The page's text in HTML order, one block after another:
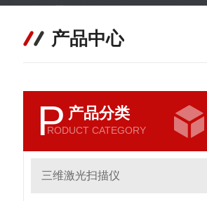
产品中心
P 产品分类
RODUCT CATEGORY
三维激光扫描仪